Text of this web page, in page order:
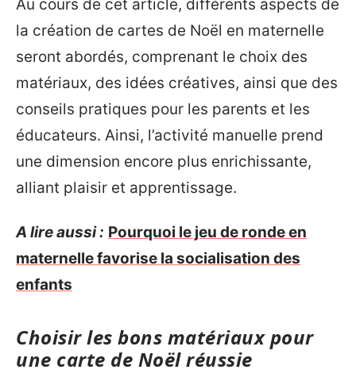
Au cours de cet article, différents aspects de
la création de cartes de Noël en maternelle
seront abordés, comprenant le choix des
matériaux, des idées créatives, ainsi que des
conseils pratiques pour les parents et les
éducateurs. Ainsi, l’activité manuelle prend
une dimension encore plus enrichissante,
alliant plaisir et apprentissage.
A lire aussi : Pourquoi le jeu de ronde en
maternelle favorise la socialisation des
enfants
Choisir les bons matériaux pour
une carte de Noël réussie